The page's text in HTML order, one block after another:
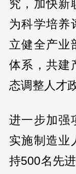
究，加快新
为科学培养
立健全产业
体系，共建
态调整人才
进一步加强
实施制造业
持500名先